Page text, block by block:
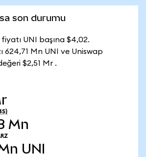
son durumu
UNI başına $4,02.
624,71 Mn UNI ve Uniswap
$2,51 Mr .
Mn
UNI